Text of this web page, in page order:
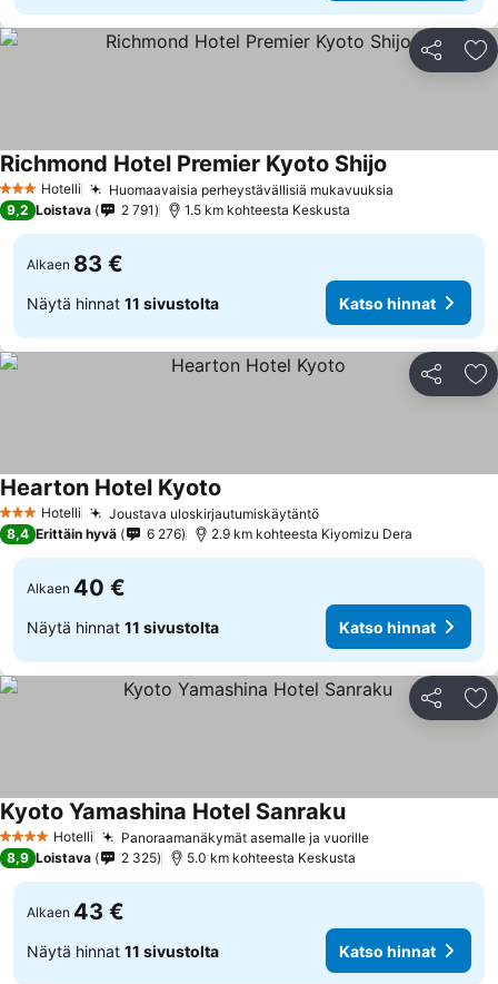
Jaa
3 Tähtiluokitus
Hotelli Huomaavaisia perheystävällisiä mukavuuksia
Richmond Hotel Premier Kyoto Shijo
9,2 Loistava 2 791 1.5 km kohteesta Keskusta
Alkaen 83 €
Näytä hinnat 11 sivustolta Katso hinnat
Jaa
3 Tähtiluokitus
Hotelli Joustava uloskirjautumiskäytäntöKatso hinnat
Hearton Hotel Kyoto
8,4 Erittäin hyvä 6 276 2.9 km kohteesta Kiyomizu Dera
Alkaen 40 €
Näytä hinnat 11 sivustolta Katso hinnat
Jaa
4 Tähtiluokitus
Hotelli Panoraamanäkymät asemalle ja vuorilleKatso hinnat
Kyoto Yamashina Hotel SanrakuKatso hinnat
8,9 Loistava 2 325 5.0 km kohteesta Keskusta
Alkaen 43 €
Näytä hinnat 11 sivustolta Katso hinnat